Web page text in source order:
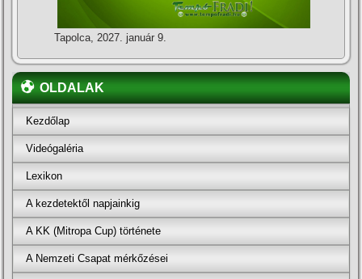
Tapolca, 2027. január 9.
OLDALAK
Kezdőlap
Videógaléria
Lexikon
A kezdetektől napjainkig
A KK (Mitropa Cup) története
A Nemzeti Csapat mérkőzései